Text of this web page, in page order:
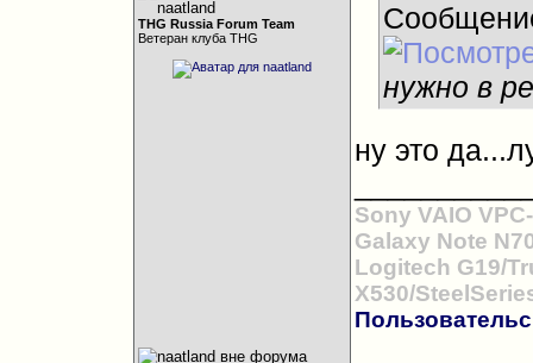
THG Russia Forum Team
Ветеран клуба THG
нужно в
ну это
Sony VAIO
Galaxy Note
Logitech G19/
X530/